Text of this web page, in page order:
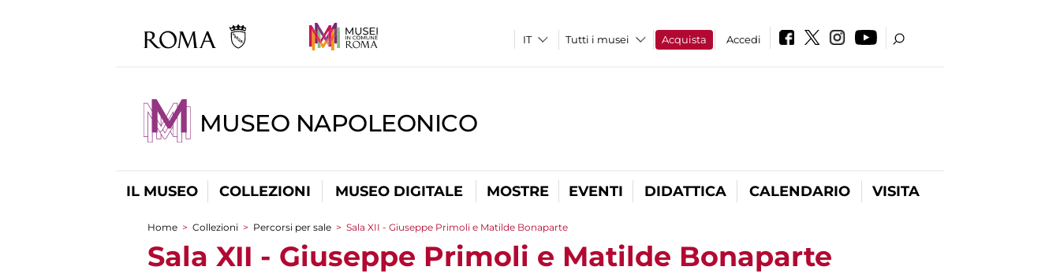
Tutti i musei Acquista Accedi
MUSEO NAPOLEONICO
IL MUSEO COLLEZIONI MUSEO DIGITALE MOSTRE EVENTI DIDATTICA CALENDARIO VISITA
Tu sei qui
Home > Collezioni > Percorsi per sale > Sala XII - Giuseppe Primoli e Matilde Bonaparte
Sala XII - Giuseppe Primoli e Matilde Bonaparte